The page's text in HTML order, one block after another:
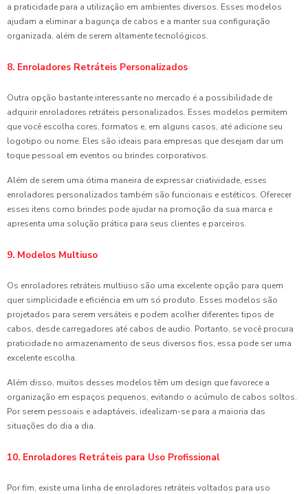
a praticidade para a utilização em ambientes diversos. Esses modelos
ajudam a eliminar a bagunça de cabos e a manter sua configuração
organizada, além de serem altamente tecnológicos.
8. Enroladores Retráteis Personalizados
Outra opção bastante interessante no mercado é a possibilidade de
adquirir enroladores retráteis personalizados. Esses modelos permitem
que você escolha cores, formatos e, em alguns casos, até adicione seu
logotipo ou nome. Eles são ideais para empresas que desejam dar um
toque pessoal em eventos ou brindes corporativos.
Além de serem uma ótima maneira de expressar criatividade, esses
enroladores personalizados também são funcionais e estéticos. Oferecer
esses itens como brindes pode ajudar na promoção da sua marca e
apresenta uma solução prática para seus clientes e parceiros.
9. Modelos Multiuso
Os enroladores retráteis multiuso são uma excelente opção para quem
quer simplicidade e eficiência em um só produto. Esses modelos são
projetados para serem versáteis e podem acolher diferentes tipos de
cabos, desde carregadores até cabos de audio. Portanto, se você procura
praticidade no armazenamento de seus diversos fios, essa pode ser uma
excelente escolha.
Além disso, muitos desses modelos têm um design que favorece a
organização em espaços pequenos, evitando o acúmulo de cabos soltos.
Por serem pessoais e adaptáveis, idealizam-se para a maioria das
situações do dia a dia.
10. Enroladores Retráteis para Uso Profissional
Por fim, existe uma linha de enroladores retráteis voltados para uso